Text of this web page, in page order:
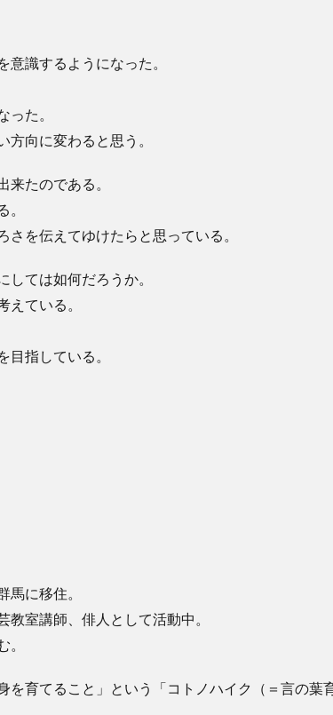
識するようになった。
た。
向に変わると思う。
たのである。
を伝えてゆけたらと思っている。
ては如何だろうか。
ている。
指している。
に移住。
室講師、俳人として活動中。
育てること」という「コトノハイク（＝言の葉